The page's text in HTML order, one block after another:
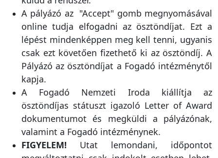
A pályázó az "Accept" gomb megnyomásával
online tudja elfogadni az ösztöndíjat. Ezt a
lépést mindenképpen meg kell tenni, ugyanis
csak ezt követően fizethető ki az ösztöndíj. A
Pályázó az ösztöndíjat a Fogadó intézménytől
kapja.
A Fogadó Nemzeti Iroda kiállítja az
ösztöndíjas státuszt igazoló Letter of Award
dokumentumot és megküldi a pályázónak,
valamint a Fogadó intézménynek.
FIGYELEM!Utat lemondani, időpontot
megváltoztatni csak indokolt esetben lehet.